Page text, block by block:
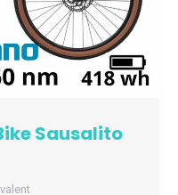
Sausalito